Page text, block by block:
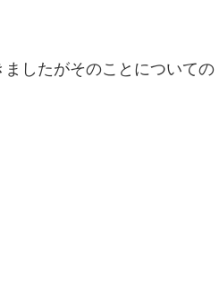
したがそのことについての